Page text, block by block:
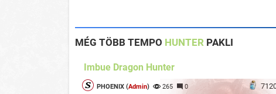
MÉG TÖBB TEMPO HUNTER PAKLI
Imbue Dragon Hunter
PHOENIX (Admin) 265 0